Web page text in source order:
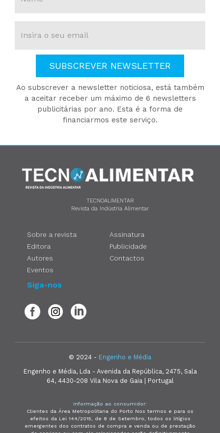
SUBSCREVER NEWSLETTER
Ao subscrever a newsletter noticiosa, está também
a aceitar receber um máximo de 6 newsletters
publicitárias por ano. Esta é a forma de
financiarmos este serviço.
TECNOALIMENTAR
Revista da Indústria Alimentar
Sobre a revista
Editora
Autores
Eventos
Assinatura
Publicidade
Contactos
Siga-nos
© 2024 - Engenho e Média
Engenho e Média, Lda - Avenida da República, 2475, Sala
64, 4430-208 Vila Nova de Gaia | Portugal
Informação ao consumidor:
Clientes da Área Metropolitana do Porto Nos termos e para os
efeitos da Lei 144/2015, de 8 de Setembro, todos os litígios
emergentes dos contratos de compra e venda ou de prestação